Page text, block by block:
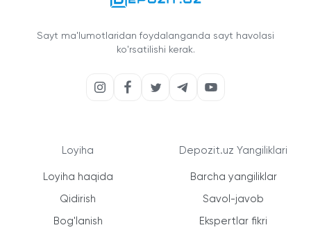
Sayt ma'lumotlaridan foydalanganda sayt havolasi
ko'rsatilishi kerak.
Loyiha
Loyiha haqida
Qidirish
Bog'lanish
Depozit.uz Yangiliklari
Barcha yangiliklar
Savol-javob
Ekspertlar fikri